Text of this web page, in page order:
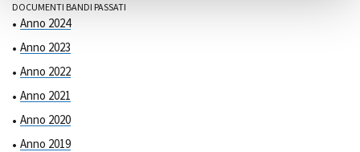
DOCUMENTI BANDI PASSATI
Anno 2024
Anno 2023
Anno 2022
Anno 2021
Anno 2020
Anno 2019